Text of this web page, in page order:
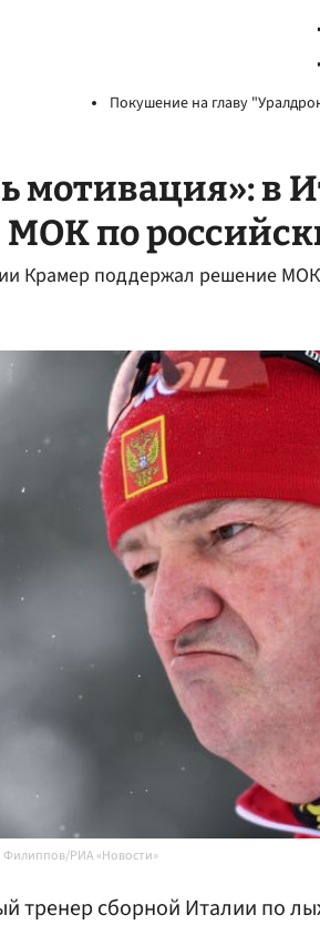
Покушение на главу
мотивация»: в
по
Крамер поддержал решение
Филиппов/РИА «Новости»
тренер сборной Италии по